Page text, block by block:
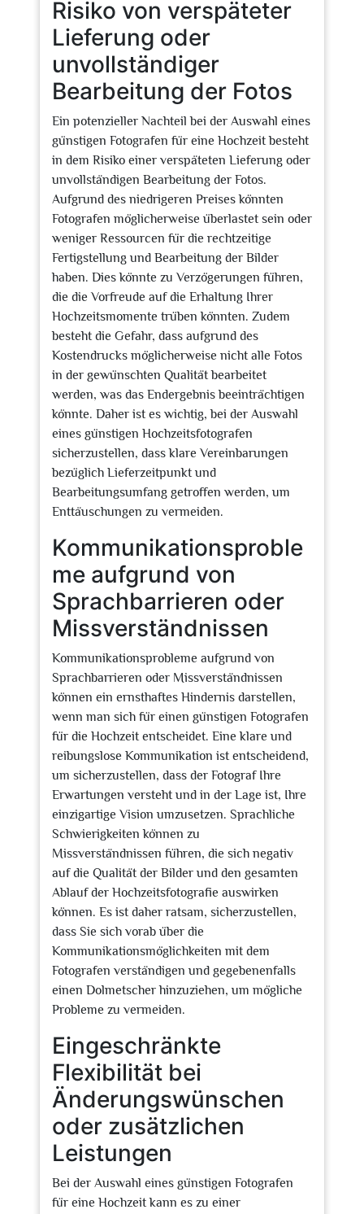
Risiko von verspäteter
Lieferung oder
unvollständiger
Bearbeitung der Fotos
Ein potenzieller Nachteil bei der Auswahl eines
günstigen Fotografen für eine Hochzeit besteht
in dem Risiko einer verspäteten Lieferung oder
unvollständigen Bearbeitung der Fotos.
Aufgrund des niedrigeren Preises könnten
Fotografen möglicherweise überlastet sein oder
weniger Ressourcen für die rechtzeitige
Fertigstellung und Bearbeitung der Bilder
haben. Dies könnte zu Verzögerungen führen,
die die Vorfreude auf die Erhaltung Ihrer
Hochzeitsmomente trüben könnten. Zudem
besteht die Gefahr, dass aufgrund des
Kostendrucks möglicherweise nicht alle Fotos
in der gewünschten Qualität bearbeitet
werden, was das Endergebnis beeinträchtigen
könnte. Daher ist es wichtig, bei der Auswahl
eines günstigen Hochzeitsfotografen
sicherzustellen, dass klare Vereinbarungen
bezüglich Lieferzeitpunkt und
Bearbeitungsumfang getroffen werden, um
Enttäuschungen zu vermeiden.
Kommunikationsproble
me aufgrund von
Sprachbarrieren oder
Missverständnissen
Kommunikationsprobleme aufgrund von
Sprachbarrieren oder Missverständnissen
können ein ernsthaftes Hindernis darstellen,
wenn man sich für einen günstigen Fotografen
für die Hochzeit entscheidet. Eine klare und
reibungslose Kommunikation ist entscheidend,
um sicherzustellen, dass der Fotograf Ihre
Erwartungen versteht und in der Lage ist, Ihre
einzigartige Vision umzusetzen. Sprachliche
Schwierigkeiten können zu
Missverständnissen führen, die sich negativ
auf die Qualität der Bilder und den gesamten
Ablauf der Hochzeitsfotografie auswirken
können. Es ist daher ratsam, sicherzustellen,
dass Sie sich vorab über die
Kommunikationsmöglichkeiten mit dem
Fotografen verständigen und gegebenenfalls
einen Dolmetscher hinzuziehen, um mögliche
Probleme zu vermeiden.
Eingeschränkte
Flexibilität bei
Änderungswünschen
oder zusätzlichen
Leistungen
Bei der Auswahl eines günstigen Fotografen
für eine Hochzeit kann es zu einer